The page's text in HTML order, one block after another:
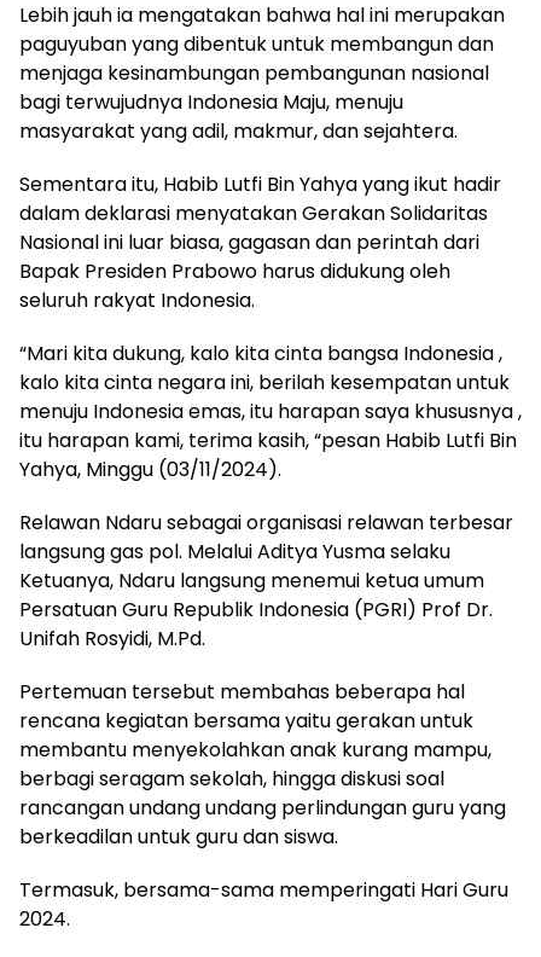
Lebih jauh ia mengatakan bahwa hal ini merupakan
paguyuban yang dibentuk untuk membangun dan
menjaga kesinambungan pembangunan nasional
bagi terwujudnya Indonesia Maju, menuju
masyarakat yang adil, makmur, dan sejahtera.
Sementara itu, Habib Lutfi Bin Yahya yang ikut hadir
dalam deklarasi menyatakan Gerakan Solidaritas
Nasional ini luar biasa, gagasan dan perintah dari
Bapak Presiden Prabowo harus didukung oleh
seluruh rakyat Indonesia.
“Mari kita dukung, kalo kita cinta bangsa Indonesia ,
kalo kita cinta negara ini, berilah kesempatan untuk
menuju Indonesia emas, itu harapan saya khususnya ,
itu harapan kami, terima kasih, “pesan Habib Lutfi Bin
Yahya, Minggu (03/11/2024).
Relawan Ndaru sebagai organisasi relawan terbesar
langsung gas pol. Melalui Aditya Yusma selaku
Ketuanya, Ndaru langsung menemui ketua umum
Persatuan Guru Republik Indonesia (PGRI) Prof Dr.
Unifah Rosyidi, M.Pd.
Pertemuan tersebut membahas beberapa hal
rencana kegiatan bersama yaitu gerakan untuk
membantu menyekolahkan anak kurang mampu,
berbagi seragam sekolah, hingga diskusi soal
rancangan undang undang perlindungan guru yang
berkeadilan untuk guru dan siswa.
Termasuk, bersama-sama memperingati Hari Guru
2024.